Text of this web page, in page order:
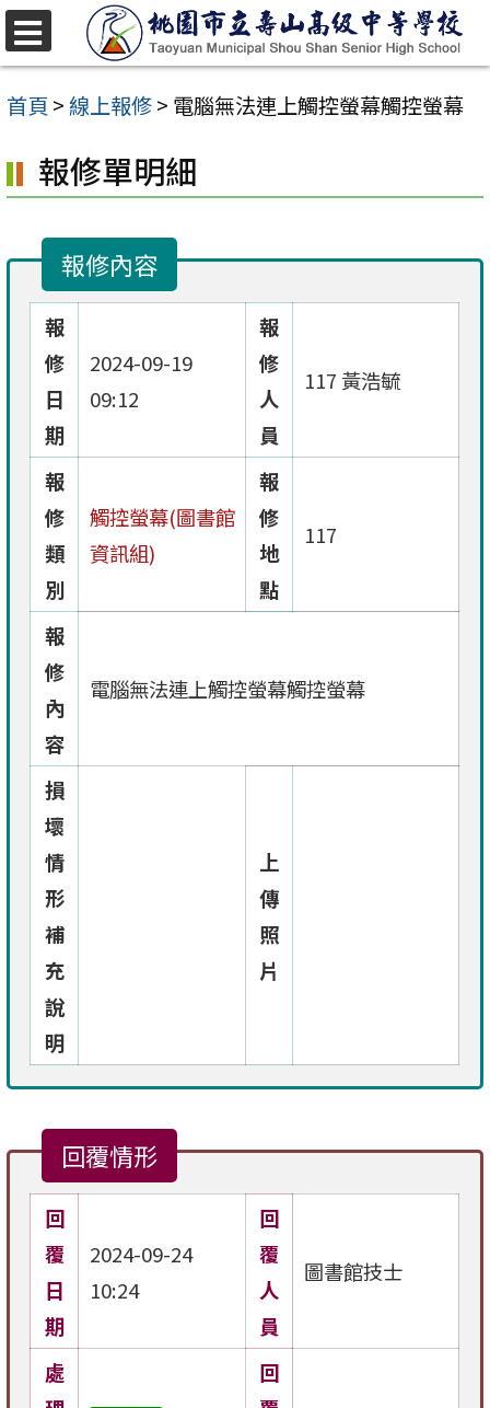
跳
至
主
內
容
首頁 >線上報修> 電腦無法連上觸控螢幕觸控螢幕
報修單明細
報修內容
報
修
日
期
2024-09-19
09:12
報
修
人
員
117 黃浩毓
報
修
類
別
觸控螢幕(圖書館
資訊組)
報
修
地
點
117
報
修
內
容
電腦無法連上觸控螢幕觸控螢幕
損
壞
情
形
補
充
說
明
上
傳
照
片
回覆情形
回
覆
日
期
2024-09-24
10:24
回
覆
人
員
圖書館技士
處
回
選
單